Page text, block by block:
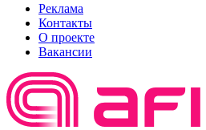
Реклама
Контакты
О проекте
Вакансии